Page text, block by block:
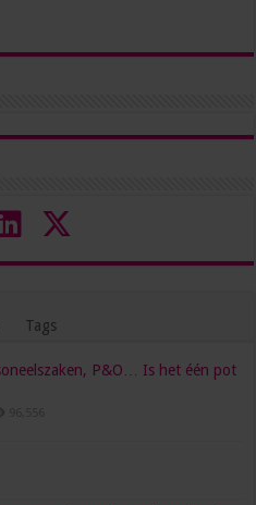
Tags
P&O… Is het één pot